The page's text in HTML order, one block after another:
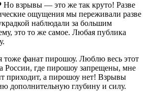
Но взрывы — это же так круто! Разве
ощущения мы переживали разве
наблюдали за большим
это то же самое. Любая публика
фанат пирошоу. Люблю весь этот
России, где пирошоу запрещены, мне
приходит, а пирошоу нет! Взрывы
дополнительную глубину и силу.